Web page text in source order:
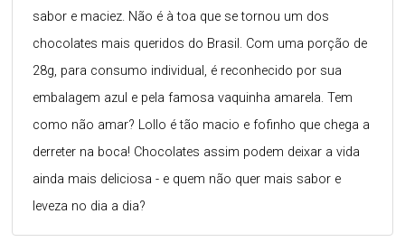
sabor e maciez. Não é à toa que se tornou um dos
chocolates mais queridos do Brasil. Com uma porção de
28g, para consumo individual, é reconhecido por sua
embalagem azul e pela famosa vaquinha amarela. Tem
como não amar? Lollo é tão macio e fofinho que chega a
derreter na boca! Chocolates assim podem deixar a vida
ainda mais deliciosa - e quem não quer mais sabor e
leveza no dia a dia?